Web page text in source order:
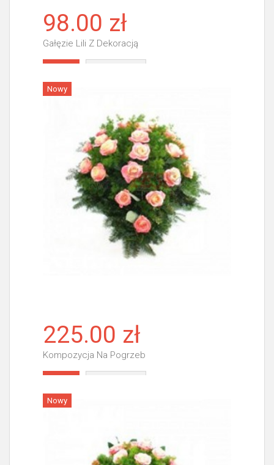
98.00 zł
Gałęzie Lili Z Dekoracją
Nowy
225.00 zł
Kompozycja Na Pogrzeb
Nowy